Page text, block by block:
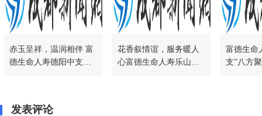
赤玉呈祥，温润相伴 富
德生命人寿德阳中支成
花香叙情谊，服务暖人
心富德生命人寿乐山中
富德生命
支”八方
发表评论